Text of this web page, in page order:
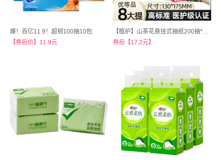
爆！百亿11.9！超韧100抽10包
【券后价】11.9元
【植护】山茶花悬挂式抽纸200抽*8提+挂钩
券后【17.2元】